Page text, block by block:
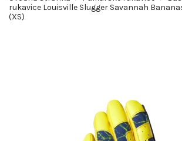
rukavice Louisville Slugger Savannah
(XS)